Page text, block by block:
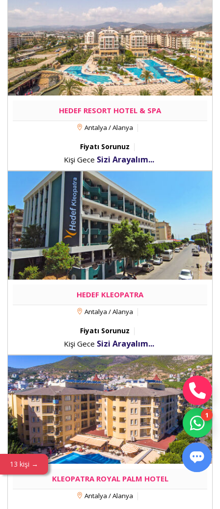
HEDEF RESORT HOTEL & SPA
Antalya / Alanya
Fiyatı Sorunuz
Kişi Gece Sizi Arayalım...
HEDEF KLEOPATRA
Antalya / Alanya
Fiyatı Sorunuz
Kişi Gece Sizi Arayalım...
KLEOPATRA ROYAL PALM HOTEL
Antalya / Alanya
13 kişi →